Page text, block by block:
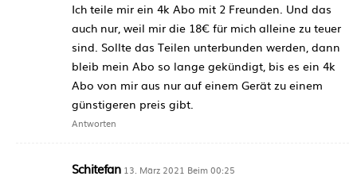
Ich teile mir ein 4k Abo mit 2 Freunden. Und das
auch nur, weil mir die 18€ für mich alleine zu teuer
sind. Sollte das Teilen unterbunden werden, dann
bleib mein Abo so lange gekündigt, bis es ein 4k
Abo von mir aus nur auf einem Gerät zu einem
günstigeren preis gibt.
Antworten
Schitefan 13. März 2021 Beim 00:25